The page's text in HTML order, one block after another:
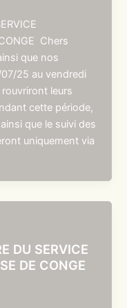
Chers
que nos
25 au vendredi
leurs
cette période,
que le suivi des
uniquement via
DU SERVICE
DE CONGE